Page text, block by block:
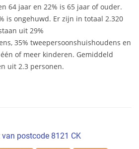
64 jaar en 22% is 65 jaar of ouder.
is ongehuwd. Er zijn in totaal 2.320
uit 29%
35% tweepersoonshuishoudens en
of meer kinderen. Gemiddeld
uit 2.3 personen.
postcode 8121 CK